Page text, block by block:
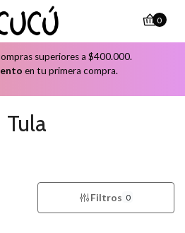
superiores a $400.000.
en tu primera compra.
0
Tula
Filtros 0